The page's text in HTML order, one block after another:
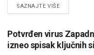
SAZNAJTE VIŠEDETAILS
Potvrđen virus
izneo spisak ključnih